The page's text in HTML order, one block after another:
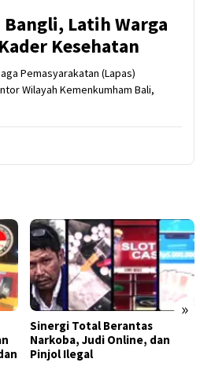
Latih Warga
Kesehatan
Pemasyarakatan (Lapas)
Wilayah Kemenkumham Bali,
»
Sinergi Total Berantas
Narkoba, Judi Online, dan
Pinjol Ilegal